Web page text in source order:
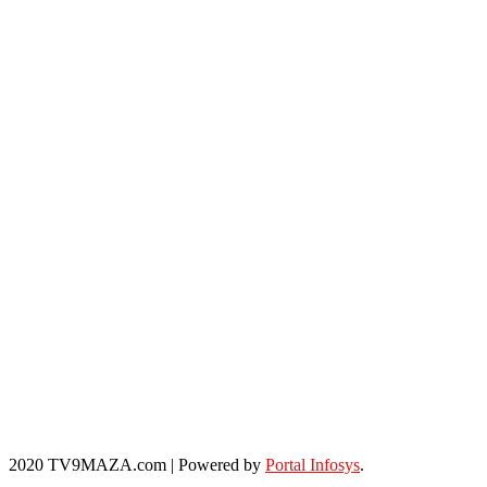
2020 TV9MAZA.com | Powered by Portal Infosys.